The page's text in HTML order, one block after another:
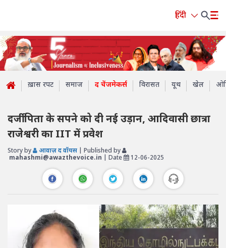
हिंदी
ख़ास रपट समाज द चेंजमेकर्स विरासत यूथ खेल
दर्जी पिता के सपने को दी नई उड़ान, आदिवासी छात्रा
राजेश्वरी का IIT में प्रवेश
Story by आवाज़ द वॉयस
| Published by
mahashmi@awazthevoice.in | Date 12-06-2025